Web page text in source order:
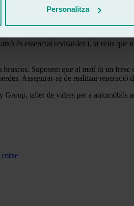
Personalitza
obstant això, quan parlem de
pel vent, poden originar
és essencial revisar-les i, si veus
Suposem que al matí fa un
Assegurar-se de realitzar reparació
taller de vidres per a automòbils
cotxe